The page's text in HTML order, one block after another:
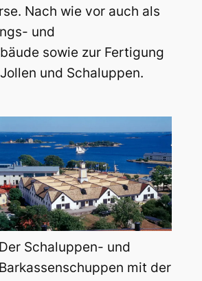
Nach wie vor auch als
und
sowie zur Fertigung
und Schaluppen.
Der Schaluppen- und
Barkassenschuppen mit der